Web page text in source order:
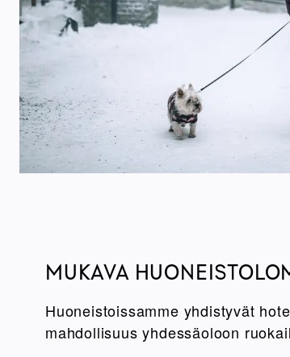
MUKAVA
Huoneistoissamme yhdistyvät
mahdollisuus yhdessäoloon